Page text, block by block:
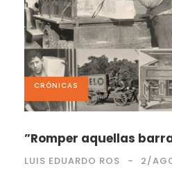
CRÓNICAS
”Romper aquellas
LUIS EDUARDO ROS 2/